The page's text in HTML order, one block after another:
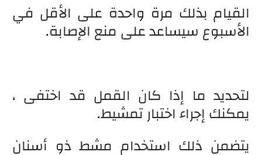
القيام بذلك مرة واحدة على الأقل في
الأسبوع سيساعد على منع الإصابة.
لتحديد ما إذا كان القمل قد اختفى ،
يمكنك إجراء اختبار تمشيط.
يتضمن ذلك استخدام مشط ذو أسنان